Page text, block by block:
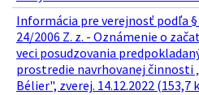
Informácia pre verejnosť podľa §
24/2006 Z. z. - Oznámenie o
veci posudzovania
prostredie navrhovanej činnosti
Bélier", zverej. 14.12.2022 (153,7